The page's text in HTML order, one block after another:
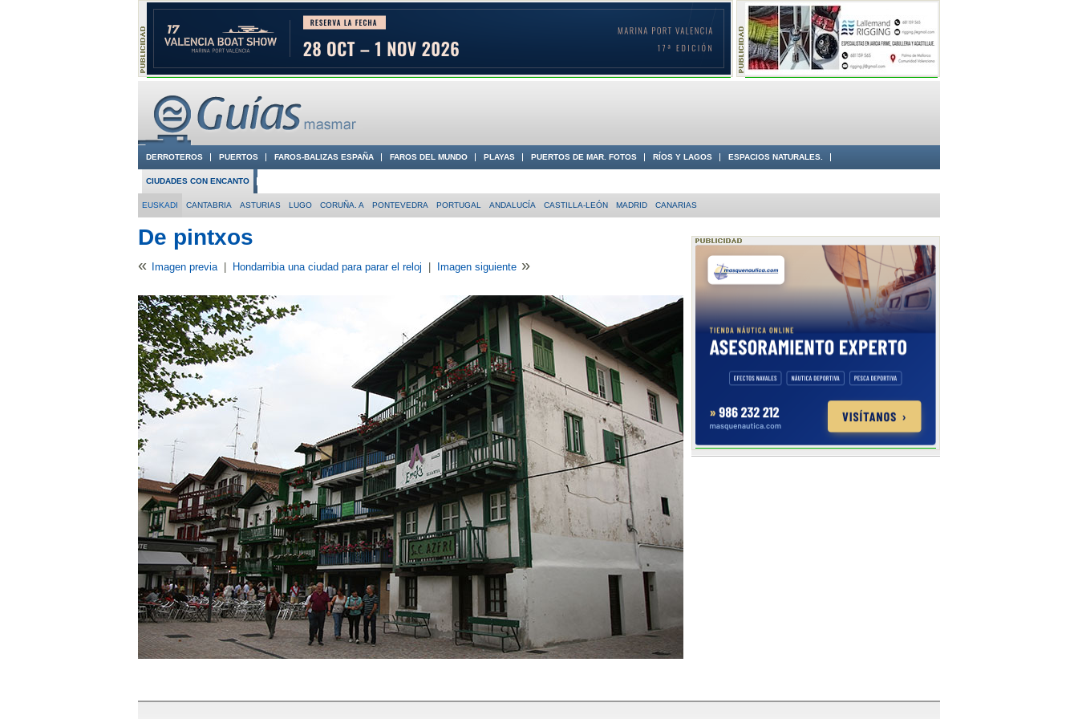
DERROTEROS PUERTOS FAROS-BALIZAS ESPAÑA FAROS DEL MUNDO PLAYAS PUERTOS DE MAR. FOTOS RÍOS Y LAGOS ESPACIOS NATURALES.
CIUDADES CON ENCANTO
EUSKADI CANTABRIA ASTURIAS LUGO CORUÑA. A PONTEVEDRA PORTUGAL ANDALUCÍA CASTILLA-LEÓN MADRID CANARIAS
De pintxos
« Imagen previa | Hondarribia una ciudad para parar el reloj | Imagen siguiente »